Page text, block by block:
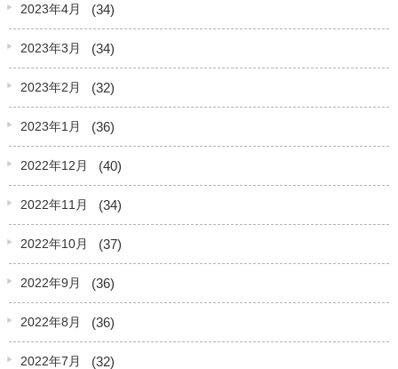
2023年4月 (34)
2023年3月 (34)
2023年2月 (32)
2023年1月 (36)
2022年12月 (40)
2022年11月 (34)
2022年10月 (37)
2022年9月 (36)
2022年8月 (36)
2022年7月 (32)